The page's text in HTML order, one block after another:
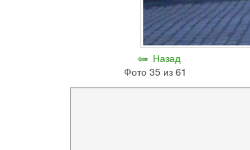
Назад
Фото 35 из 61